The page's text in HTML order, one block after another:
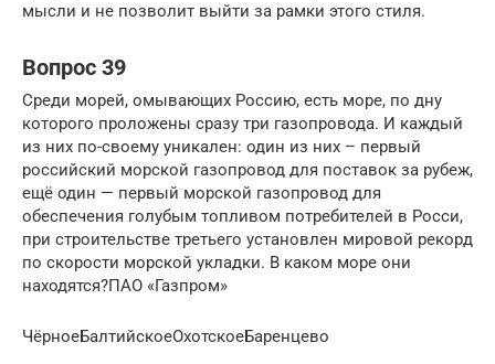
мысли и не позволит выйти за рамки этого стиля.
Вопрос 39
Среди морей, омывающих Россию, есть море, по дну
которого проложены сразу три газопровода. И каждый
из них по-своему уникален: один из них – первый
российский морской газопровод для поставок за рубеж,
ещё один — первый морской газопровод для
обеспечения голубым топливом потребителей в Росси,
при строительстве третьего установлен мировой рекорд
по скорости морской укладки. В каком море они
находятся?ПАО «Газпром»
ЧёрноеБалтийскоеОхотскоеБаренцево